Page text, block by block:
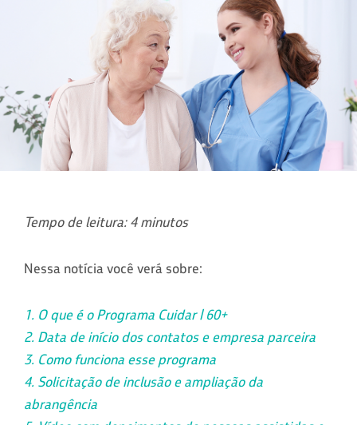
Tempo de leitura: 4 minutos
Nessa notícia você verá sobre:
1. O que é o Programa Cuidar | 60+
2. Data de início dos contatos e empresa parceira
3. Como funciona esse programa
4. Solicitação de inclusão e ampliação da
abrangência